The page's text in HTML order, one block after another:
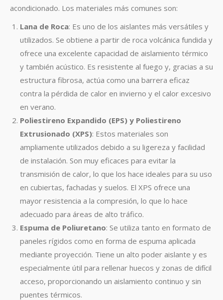
acondicionado. Los materiales más comunes son:
Lana de Roca: Es uno de los aislantes más versátiles y
utilizados. Se obtiene a partir de roca volcánica fundida y
ofrece una excelente capacidad de aislamiento térmico
y también acústico. Es resistente al fuego y, gracias a su
estructura fibrosa, actúa como una barrera eficaz
contra la pérdida de calor en invierno y el calor excesivo
en verano.
Poliestireno Expandido (EPS) y Poliestireno
Extrusionado (XPS): Estos materiales son
ampliamente utilizados debido a su ligereza y facilidad
de instalación. Son muy eficaces para evitar la
transmisión de calor, lo que los hace ideales para su uso
en cubiertas, fachadas y suelos. El XPS ofrece una
mayor resistencia a la compresión, lo que lo hace
adecuado para áreas de alto tráfico.
Espuma de Poliuretano: Se utiliza tanto en formato de
paneles rígidos como en forma de espuma aplicada
mediante proyección. Tiene un alto poder aislante y es
especialmente útil para rellenar huecos y zonas de difícil
acceso, proporcionando un aislamiento continuo y sin
puentes térmicos.